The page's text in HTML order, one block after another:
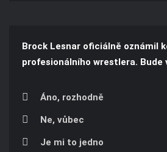
Brock Lesnar oficiálně oznámil
profesionálního wrestlera. Bude
Áno, rozhodně
Ne, vůbec
Je mi to jedno